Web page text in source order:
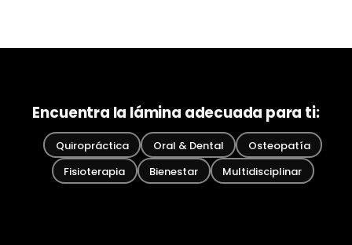
Encuentra la lámina adecuada para ti:
Quiropráctica Oral & Dental
Osteopatía
Fisioterapia
Bienestar Multidisciplinar